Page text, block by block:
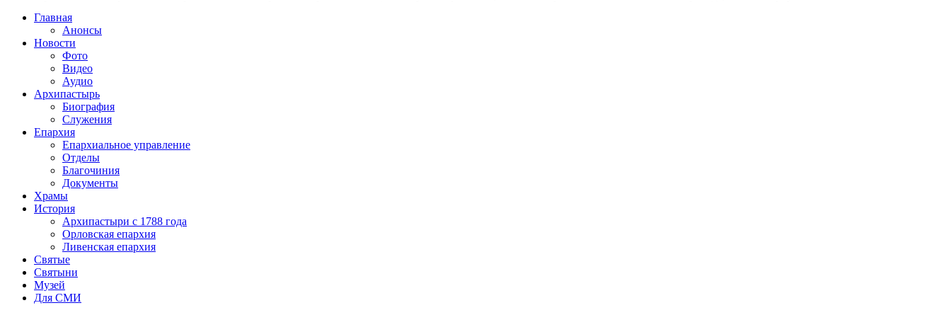
Главная
Анонсы
Новости
Фото
Видео
Аудио
Архипастырь
Биография
Служения
Епархия
Епархиальное управление
Отделы
Благочиния
Документы
Храмы
История
Архипастыри с 1788 года
Орловская епархия
Ливенская епархия
Святые
Святыни
Музей
Для СМИ